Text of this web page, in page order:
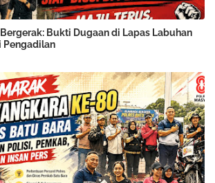
Bukti Dugaan di Lapas Labuhan
Pengadilan